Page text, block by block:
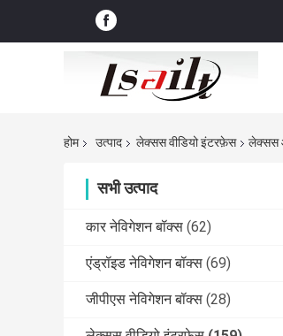
होम उत्पाद लेक्सस वीडियो इंटरफ़ेस लेक्सस
सभी उत्पाद
कार नेविगेशन बॉक्स (62)
एंड्रॉइड नेविगेशन बॉक्स (69)
जीपीएस नेविगेशन बॉक्स (28)